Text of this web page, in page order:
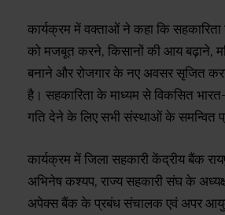
कार्यक्रम में वक्ताओं ने कहा कि सहकारिता
को मजबूत करने, किसानों की आय बढ़ाने,
बनाने और रोजगार के नए अवसर सृजित
है। सहकारिता के माध्यम से विकसित
गति देने के लिए सभी संस्थाओं के समन्वित
कार्यक्रम में जिला सहकारी केंद्रीय बैंक
अभिनेष कश्यप, राज्य सहकारी संघ के अध्यक्ष
अपेक्स बैंक के प्रबंध संचालक एवं अपर